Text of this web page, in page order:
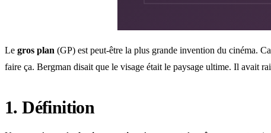
Le gros plan (GP) est peut-être la plus grande invention du cinéma.
faire ça. Bergman disait que le visage était le paysage ultime. Il avait
1. Définition